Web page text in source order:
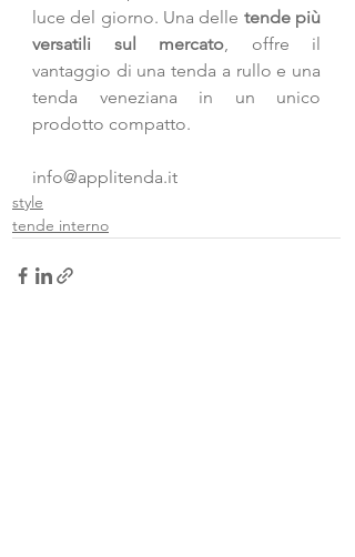
luce del giorno. Una delle tende più
versatili sul mercato, offre il
vantaggio di una tenda a rullo e una
tenda veneziana in un unico
prodotto compatto.
info@applitenda.it
style
tende interno